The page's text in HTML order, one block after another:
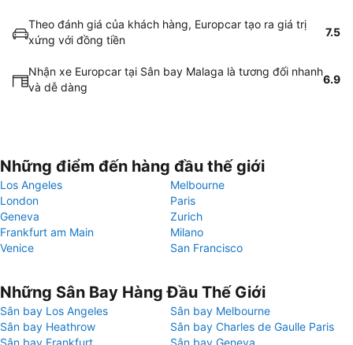
Theo đánh giá của khách hàng, Europcar tạo ra giá trị
xứng với đồng tiền
7.5
Nhận xe Europcar tại Sân bay Malaga là tương đối nhanh
và dễ dàng
6.9
Những điểm đến hàng đầu thế giới
Los Angeles
Melbourne
London
Paris
Geneva
Zurich
Frankfurt am Main
Milano
Venice
San Francisco
Những Sân Bay Hàng Đầu Thế Giới
Sân bay Los Angeles
Sân bay Melbourne
Sân bay Heathrow
Sân bay Charles de Gaulle Paris
Sân bay Frankfurt
Sân bay Geneva